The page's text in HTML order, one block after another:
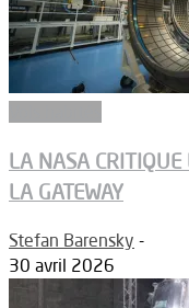
LA NASA CRITIQUE
LA GATEWAY
Stefan Barensky -
30 avril 2026